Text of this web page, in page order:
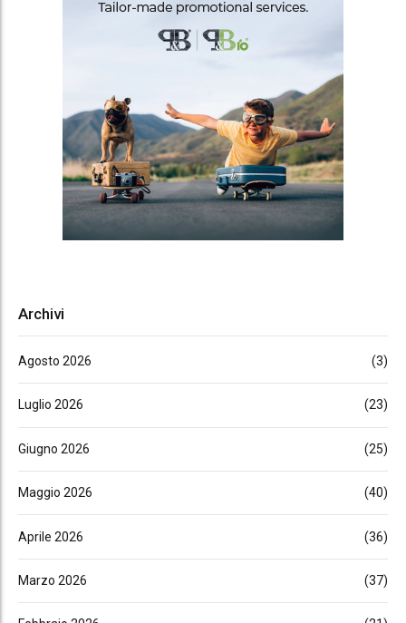
Archivi
Agosto 2026 (3)
Luglio 2026 (23)
Giugno 2026 (25)
Maggio 2026 (40)
Aprile 2026 (36)
Marzo 2026 (37)